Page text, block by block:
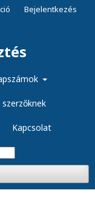
Kapcsolat
Bejelentkezés